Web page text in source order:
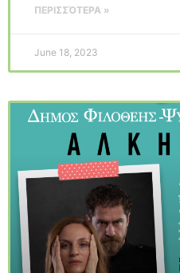
ΠΕΡΙΣΣΌΤΕΡΑ »
June 18, 2023